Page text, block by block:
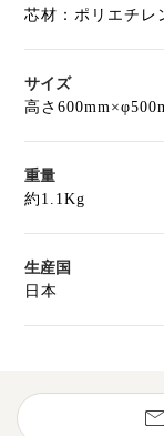
芯材：ポリエチレ
サイズ
高さ
重量
約1.1Kg
生産国
日本
mail